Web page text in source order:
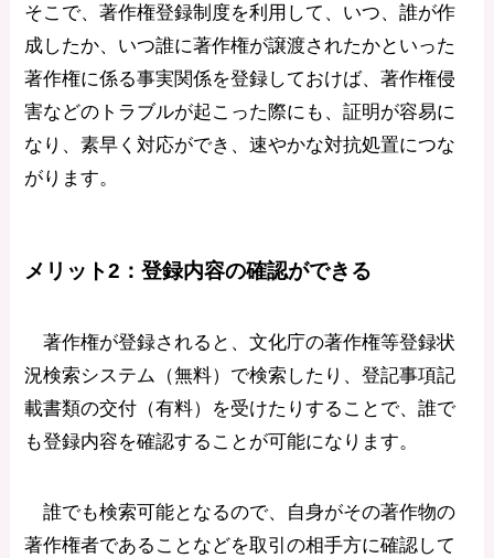
そこで、著作権登録制度を利用して、いつ、誰が作
成したか、いつ誰に著作権が譲渡されたかといった
著作権に係る事実関係を登録しておけば、著作権侵
害などのトラブルが起こった際にも、証明が容易に
なり、素早く対応ができ、速やかな対抗処置につな
がります。
メリット2：登録内容の確認ができる
著作権が登録されると、文化庁の著作権等登録状
況検索システム（無料）で検索したり、登記事項記
載書類の交付（有料）を受けたりすることで、誰で
も登録内容を確認することが可能になります。
誰でも検索可能となるので、自身がその著作物の
著作権者であることなどを取引の相手方に確認して